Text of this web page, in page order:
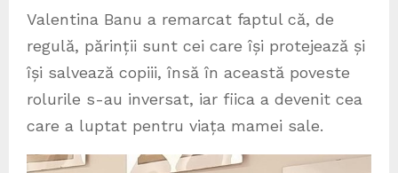
Valentina Banu a remarcat faptul că, de
regulă, părinții sunt cei care își protejează și
își salvează copiii, însă în această poveste
rolurile s-au inversat, iar fiica a devenit cea
care a luptat pentru viața mamei sale.